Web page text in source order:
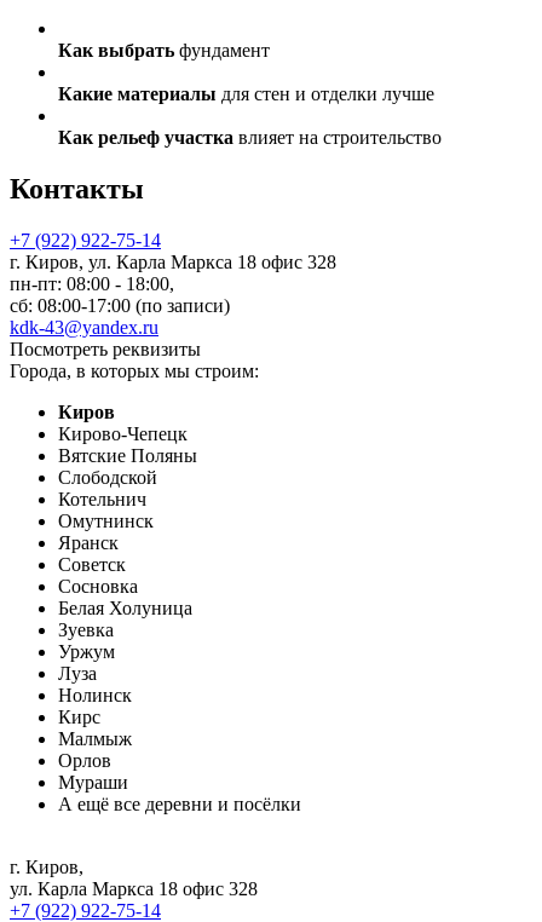
Как выбрать фундамент
Какие материалы для стен и отделки лучше
Как рельеф участка влияет на строительство
Контакты
+7 (922) 922-75-14
г. Киров, ул. Карла Маркса 18 офис 328
пн-пт: 08:00 - 18:00,
сб: 08:00-17:00 (по записи)
kdk-43@yandex.ru
Посмотреть реквизиты
Города, в которых мы строим:
Киров
Кирово-Чепецк
Вятские Поляны
Слободской
Котельнич
Омутнинск
Яранск
Советск
Сосновка
Белая Холуница
Зуевка
Уржум
Луза
Нолинск
Кирс
Малмыж
Орлов
Мураши
А ещё все деревни и посёлки
г. Киров,
ул. Карла Маркса 18 офис 328
+7 (922) 922-75-14